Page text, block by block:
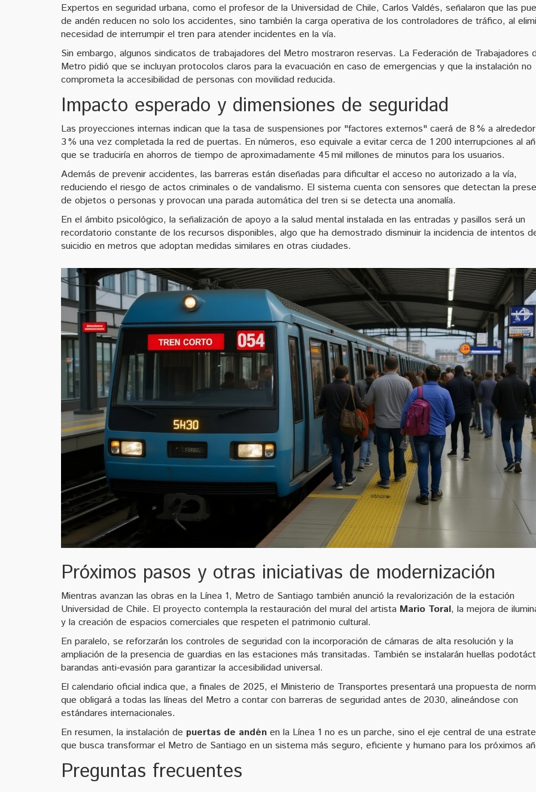
Expertos en seguridad urbana, como el profesor de la Universidad de Chile, Carlos Valdés, señalaron que las
de andén reducen no solo los accidentes, sino también la carga operativa de los controladores de tráfico, al
necesidad de interrumpir el tren para atender incidentes en la vía.
Sin embargo, algunos sindicatos de trabajadores del Metro mostraron reservas. La Federación de Trabajadores
Metro pidió que se incluyan protocolos claros para la evacuación en caso de emergencias y que la instalación no
comprometa la accesibilidad de personas con movilidad reducida.
Impacto esperado y dimensiones de seguridad
Las proyecciones internas indican que la tasa de suspensiones por "factores externos" caerá de 8 % a
3 % una vez completada la red de puertas. En números, eso equivale a evitar cerca de 1 200 interrupciones al
que se traduciría en ahorros de tiempo de aproximadamente 45 mil millones de minutos para los usuarios.
Además de prevenir accidentes, las barreras están diseñadas para dificultar el acceso no autorizado a la vía,
reduciendo el riesgo de actos criminales o de vandalismo. El sistema cuenta con sensores que detectan la
de objetos o personas y provocan una parada automática del tren si se detecta una anomalía.
En el ámbito psicológico, la señalización de apoyo a la salud mental instalada en las entradas y pasillos será un
recordatorio constante de los recursos disponibles, algo que ha demostrado disminuir la incidencia de intentos
suicidio en metros que adoptan medidas similares en otras ciudades.
Próximos pasos y otras iniciativas de modernización
Mientras avanzan las obras en la Línea 1, Metro de Santiago también anunció la revalorización de la estación
Universidad de Chile. El proyecto contempla la restauración del mural del artista Mario Toral, la mejora de
y la creación de espacios comerciales que respeten el patrimonio cultural.
En paralelo, se reforzarán los controles de seguridad con la incorporación de cámaras de alta resolución y la
ampliación de la presencia de guardias en las estaciones más transitadas. También se instalarán huellas
barandas anti‑evasión para garantizar la accesibilidad universal.
El calendario oficial indica que, a finales de 2025, el Ministerio de Transportes presentará una propuesta de
que obligará a todas las líneas del Metro a contar con barreras de seguridad antes de 2030, alineándose con
estándares internacionales.
En resumen, la instalación de puertas de andén en la Línea 1 no es un parche, sino el eje central de una
que busca transformar el Metro de Santiago en un sistema más seguro, eficiente y humano para los próximos
Preguntas frecuentes